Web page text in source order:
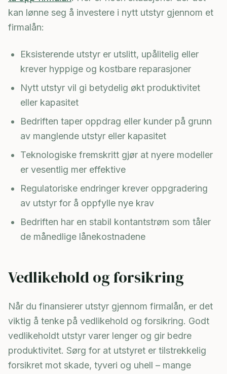
kan lønne seg å investere i nytt utstyr gjennom et
firmalån:
Eksisterende utstyr er utslitt, upålitelig eller
krever hyppige og kostbare reparasjoner
Nytt utstyr vil gi betydelig økt produktivitet
eller kapasitet
Bedriften taper oppdrag eller kunder på grunn
av manglende utstyr eller kapasitet
Teknologiske fremskritt gjør at nyere modeller
er vesentlig mer effektive
Regulatoriske endringer krever oppgradering
av utstyr for å oppfylle nye krav
Bedriften har en stabil kontantstrøm som tåler
de månedlige lånekostnadene
Vedlikehold og forsikring
Når du finansierer utstyr gjennom firmalån, er det
viktig å tenke på vedlikehold og forsikring. Godt
vedlikeholdt utstyr varer lenger og gir bedre
produktivitet. Sørg for at utstyret er tilstrekkelig
forsikret mot skade, tyveri og uhell – mange